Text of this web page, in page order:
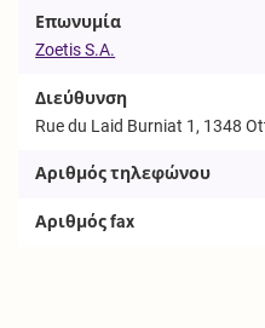
Επωνυμία
Zoetis S.A.
Διεύθυνση
Rue du Laid Burniat 1, 1348
Αριθμός τηλεφώνου
Αριθμός fax